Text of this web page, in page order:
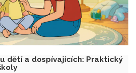
dětí a dospívajících: Praktický